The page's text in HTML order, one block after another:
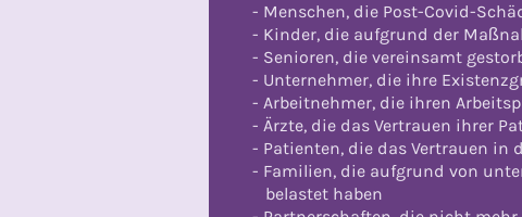
- Menschen, die Post-Covid-
- Kinder, die aufgrund der
- Senioren, die vereinsamt
- Unternehmer, die ihre
- Arbeitnehmer, die ihren
- Ärzte, die das Vertrauen ihrer
- Patienten, die das Vertrauen in
- Familien, die aufgrund von
belastet haben